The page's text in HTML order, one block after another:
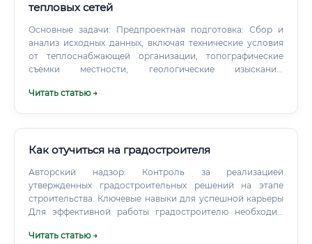
тепловых сетей
Основные задачи: Предпроектная подготовка: Сбор и
анализ исходных данных, включая технические условия
от теплоснабжающей организации, топографические
съемки местности, геологические изыскания.
расчетных расходов теплоносителя, расчет
маршрута прокладки трубопроводов с учетом
рельефа местности.
Читать статью →
Как отучиться на градостроителя
Авторский надзор: Контроль за реализацией
утвержденных градостроительных решений на этапе
строительства. Ключевые навыки для успешной карьеры
Для эффективной работы градостроителю необходим
личностных качеств (Soft Skills). Необходимые навыки
Читать статью →